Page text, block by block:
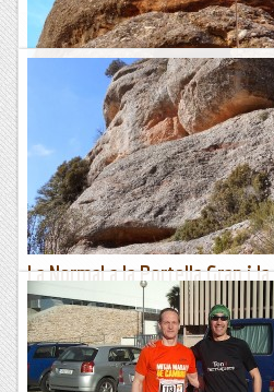
A la GAM de la Portella Petita
**Aquest dia enfilem a veure la posta del
lluna plena des d'aquesta bonica agulla
ponent, de tan fàcil accés, i fàcil escalada....
Roca i neu
La Normal a la Portella Gran i
Negra a Les Savines.
Avui si que ja n'he tingut prou, s'ha acabat
que no foti un "solano del copón", estic
sempre hi vaig. Hem anat a repetir la